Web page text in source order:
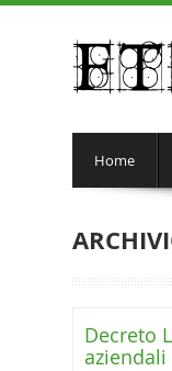
Home
Decreto
aziendali